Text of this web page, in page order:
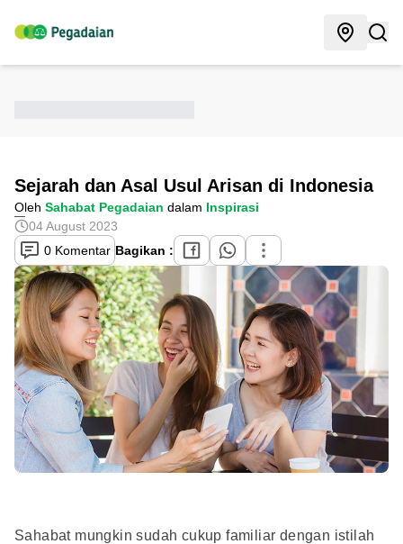
Sejarah dan Asal Usul Arisan di Indonesia
Oleh Sahabat Pegadaian dalam Inspirasi
04 August 2023
0 Komentar Bagikan :
Sahabat mungkin sudah cukup familiar dengan istilah